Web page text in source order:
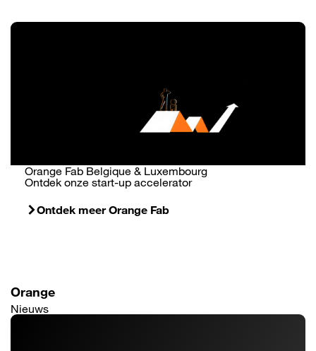
Orange Fab Belgique & Luxembourg
Ontdek onze start-up accelerator
Ontdek meer Orange Fab
Orange
Nieuws